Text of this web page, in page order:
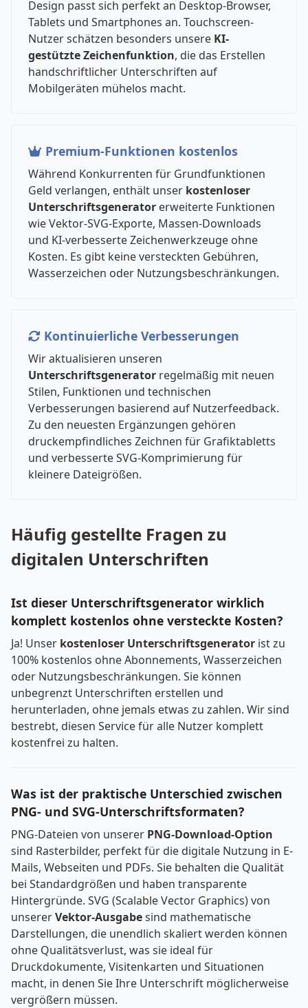
Design passt sich perfekt an Desktop-Browser,
Tablets und Smartphones an. Touchscreen-
Nutzer schätzen besonders unsere KI-
gestützte Zeichenfunktion, die das Erstellen
handschriftlicher Unterschriften auf
Mobilgeräten mühelos macht.
Premium-Funktionen kostenlos
Während Konkurrenten für Grundfunktionen
Geld verlangen, enthält unser kostenloser
Unterschriftsgenerator erweiterte Funktionen
wie Vektor-SVG-Exporte, Massen-Downloads
und KI-verbesserte Zeichenwerkzeuge ohne
Kosten. Es gibt keine versteckten Gebühren,
Wasserzeichen oder Nutzungsbeschränkungen.
Kontinuierliche Verbesserungen
Wir aktualisieren unseren
Unterschriftsgenerator regelmäßig mit neuen
Stilen, Funktionen und technischen
Verbesserungen basierend auf Nutzerfeedback.
Zu den neuesten Ergänzungen gehören
druckempfindliches Zeichnen für Grafiktabletts
und verbesserte SVG-Komprimierung für
kleinere Dateigrößen.
Häufig gestellte Fragen zu
digitalen Unterschriften
Ist dieser Unterschriftsgenerator wirklich
komplett kostenlos ohne versteckte Kosten?
Ja! Unser kostenloser Unterschriftsgenerator ist zu
100% kostenlos ohne Abonnements, Wasserzeichen
oder Nutzungsbeschränkungen. Sie können
unbegrenzt Unterschriften erstellen und
herunterladen, ohne jemals etwas zu zahlen. Wir sind
bestrebt, diesen Service für alle Nutzer komplett
kostenfrei zu halten.
Was ist der praktische Unterschied zwischen
PNG- und SVG-Unterschriftsformaten?
PNG-Dateien von unserer PNG-Download-Option
sind Rasterbilder, perfekt für die digitale Nutzung in E-
Mails, Webseiten und PDFs. Sie behalten die Qualität
bei Standardgrößen und haben transparente
Hintergründe. SVG (Scalable Vector Graphics) von
unsererVektor-Ausgabesind mathematische
Darstellungen, die unendlich skaliert werden können
ohne Qualitätsverlust, was sie ideal für
Druckdokumente, Visitenkarten und Situationen
macht, in denen Sie Ihre Unterschrift möglicherweise
vergrößern müssen.